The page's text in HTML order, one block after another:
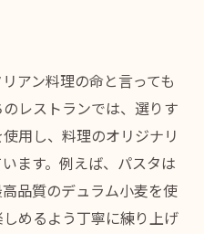
アン料理の命と言っても
レストランでは、選りす
用し、料理のオリジナリ
ます。例えば、パスタは
品質のデュラム小麦を使
めるよう丁寧に練り上げ